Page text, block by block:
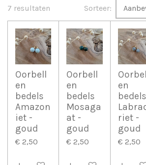
7 resultaten Sorteer:
Oorbell
en
bedels
Amazon
iet -
goud
€ 2,50
Oorbell
en
bedels
Mosaga
at -
goud
€ 2,50
en
bedels
riet -
goud
€ 2,50